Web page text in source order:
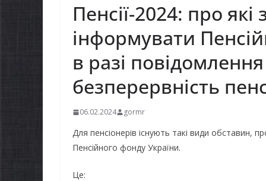
Пенсії-2024: про які
інформувати
в разі
безперервність
06.02.2024 gormr
Для пенсіонерів існують такі види обставин,
Пенсійного фонду України.
Це: